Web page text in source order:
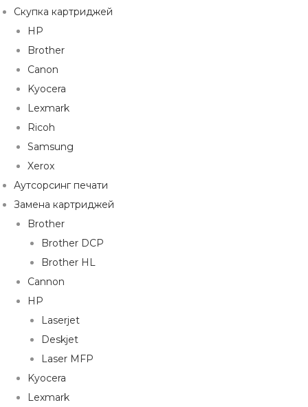
Скупка картриджей
HP
Brother
Canon
Kyocera
Lexmark
Ricoh
Samsung
Xerox
Аутсорсинг печати
Замена картриджей
Brother
Brother DCP
Brother HL
Cannon
HP
Laserjet
Deskjet
Laser MFP
Kyocera
Lexmark